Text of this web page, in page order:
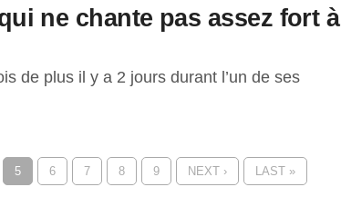
ne chante pas assez fort à
de plus il y a 2 jours durant l’un de ses
5 6 7 8 9 NEXT › LAST »